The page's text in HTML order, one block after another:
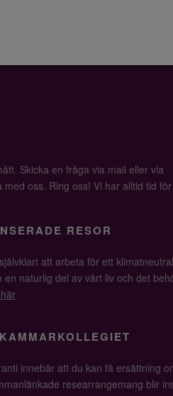
Skicka en fråga via mail eller via
oss. Ring oss! Vi har alltid tid
RESOR
att arbeta för ett
naturlig del av vårt liv och det
innebär att du kan få ersättning
researrangemang blir